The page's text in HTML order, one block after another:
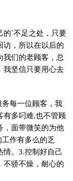
的`不足之处，只要
访，所以在以后的
我们的老顾客，总
我坚信只要用心去
每一位顾客，我
有多叼难,也不管顾
，面带微笑的为他
作有多么的乏
。3.控制好自己
不骄不燥，耐心的